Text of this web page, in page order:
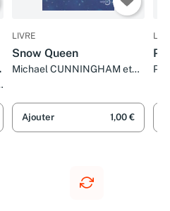
LIVRE
Snow Queen
Michael CUNNINGHAM et
Ajouter 1,00 €